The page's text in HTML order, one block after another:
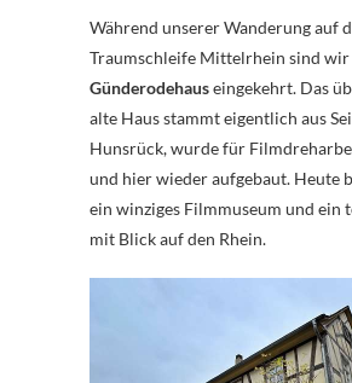
Während unserer Wanderung auf
Traumschleife Mittelrhein sind wir
Günderodehauseingekehrt. Das
alte Haus stammt eigentlich aus
Hunsrück, wurde für
und hier wieder aufgebaut. Heute
ein winziges Filmmuseum und ein
mit Blick auf den Rhein.